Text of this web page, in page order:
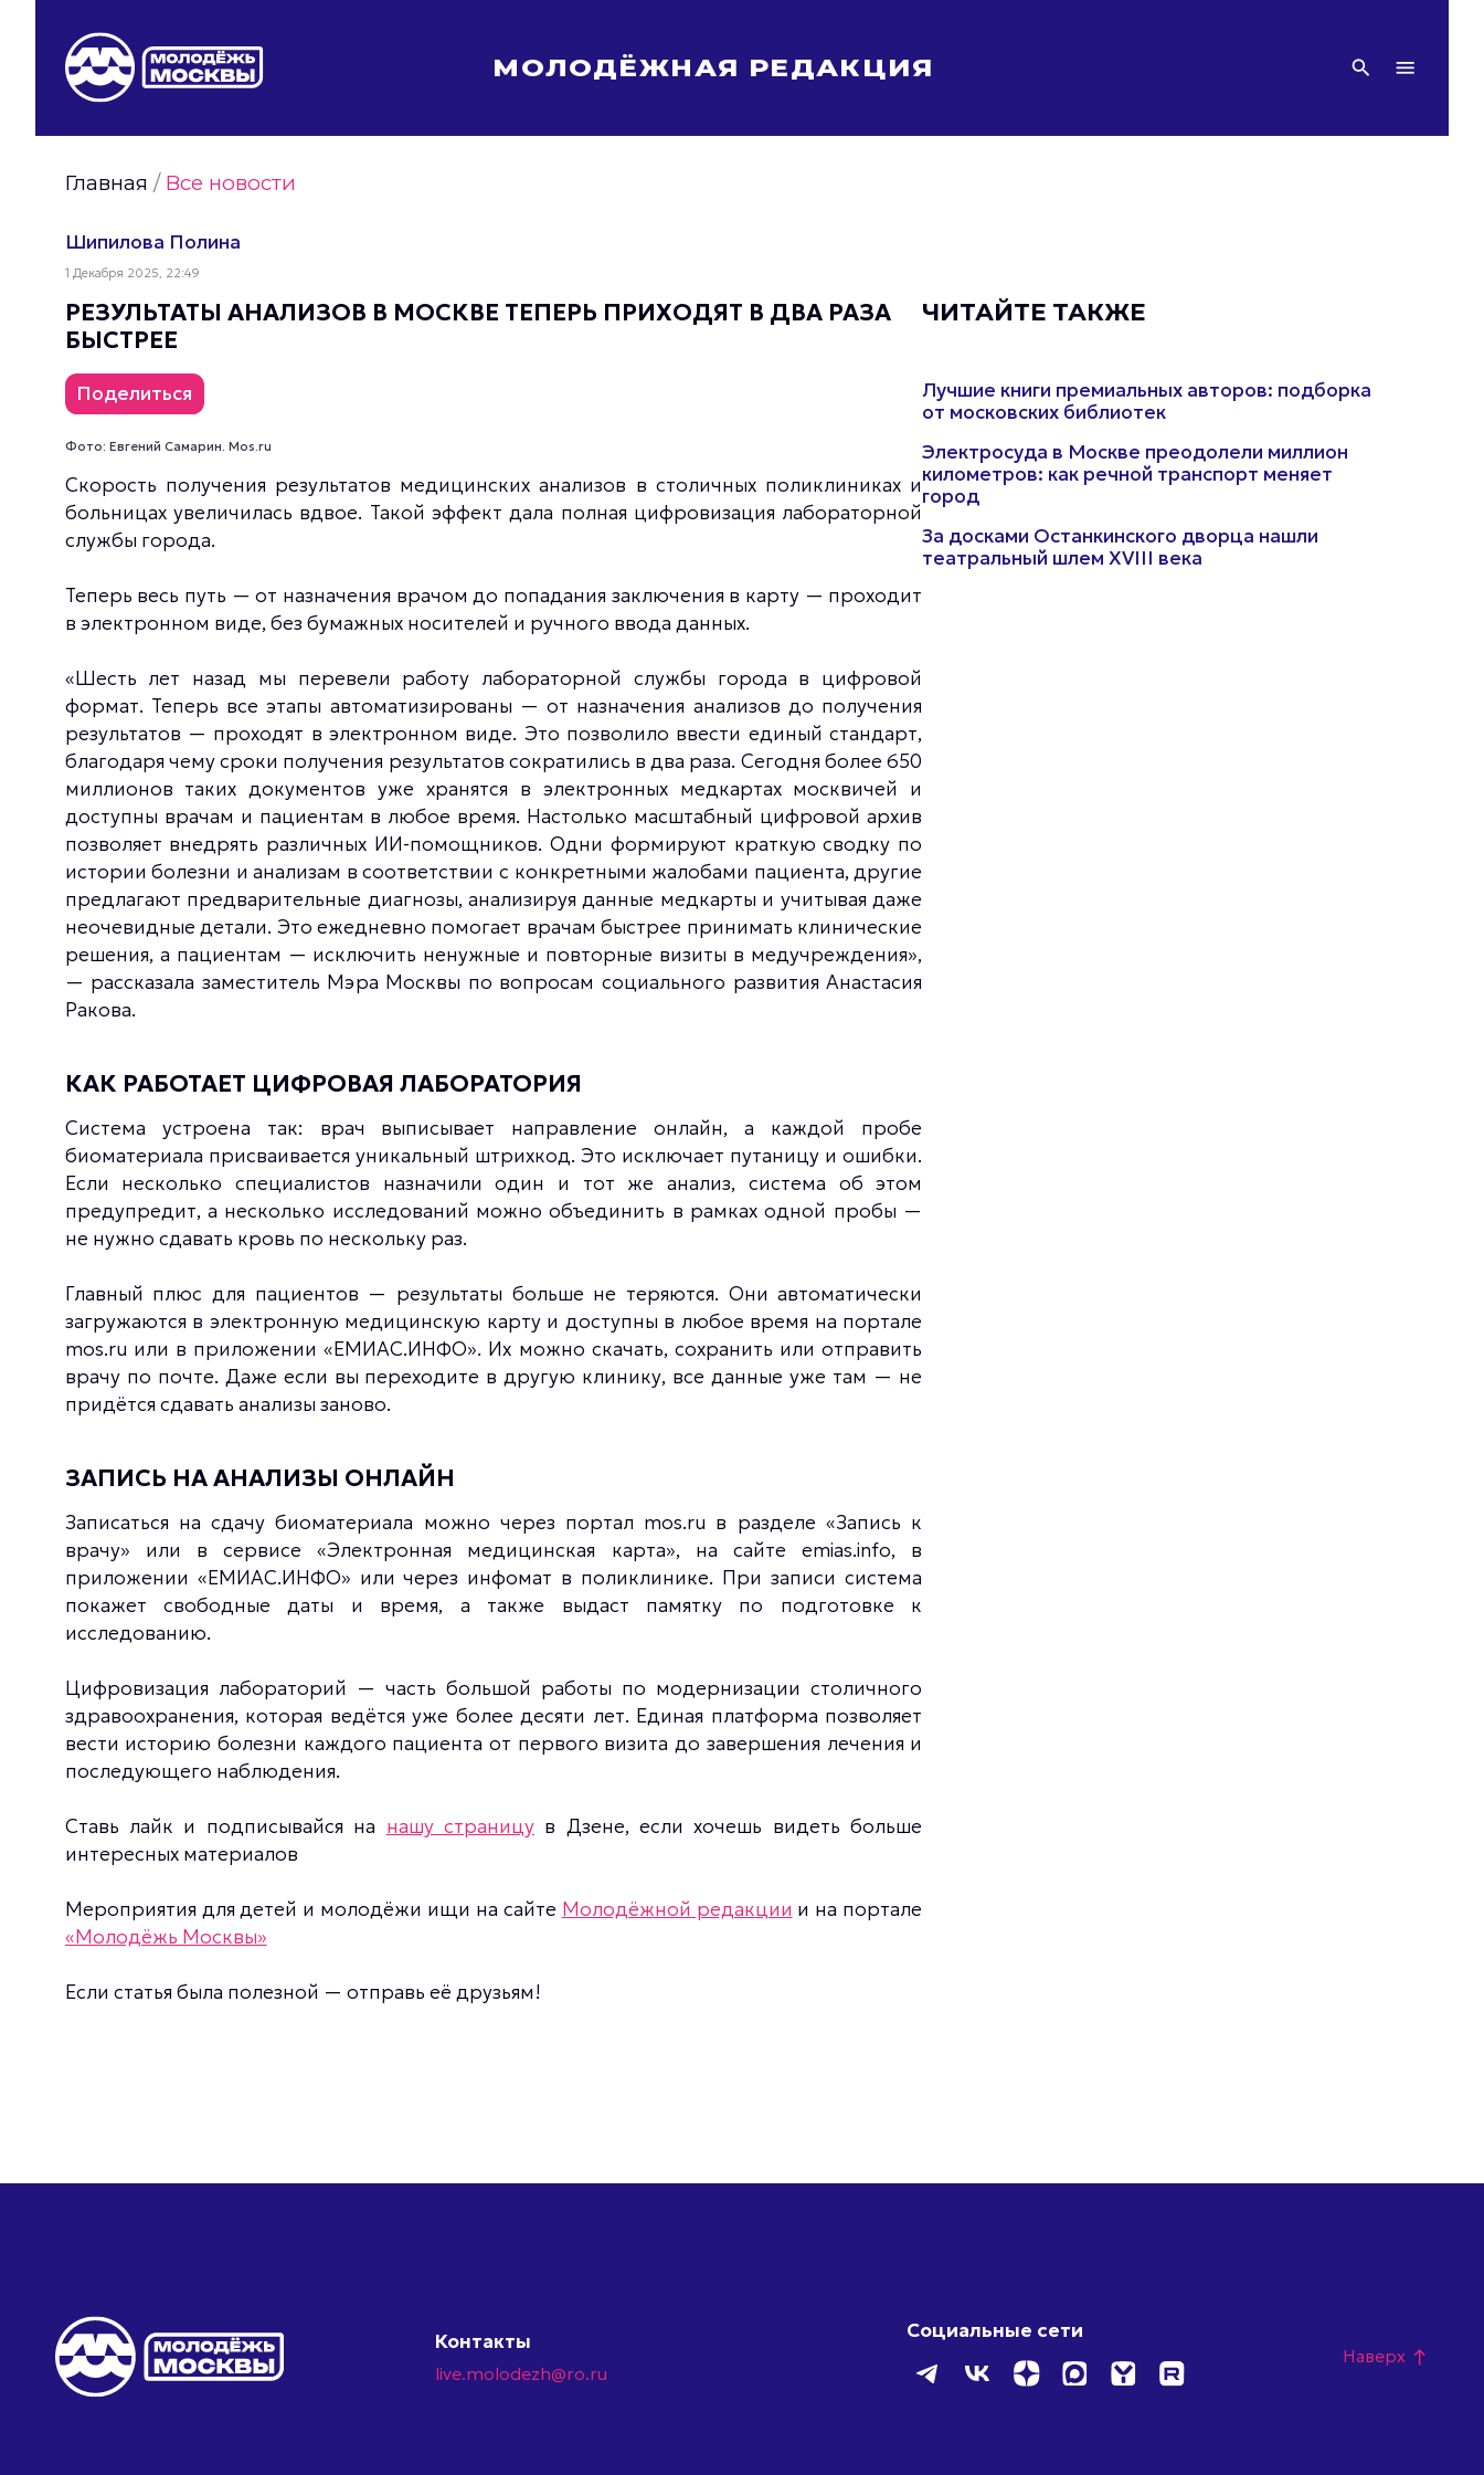
МОЛОДЁЖНАЯ РЕДАКЦИЯ
Видео Молодёжи Москвы
Молодёжь Москвы зелёная
Фото Молодёжи Москвы
Статьи Молодёжи Москвы
Молодёжь Москвы культурная
Молодёжь Москвы спортивная
Главная /Все новости
Шипилова Полина
1 Декабря 2025, 22:49
РЕЗУЛЬТАТЫ АНАЛИЗОВ В МОСКВЕ ТЕПЕРЬ ПРИХОДЯТ В ДВА РАЗА
БЫСТРЕЕ
Поделиться
Фото: Евгений Самарин. Mos.ru
Скорость получения результатов медицинских анализов в столичных поликлиниках и
больницах увеличилась вдвое. Такой эффект дала полная цифровизация лабораторной
службы города.
Теперь весь путь — от назначения врачом до попадания заключения в карту — проходит
в электронном виде, без бумажных носителей и ручного ввода данных.
«Шесть лет назад мы перевели работу лабораторной службы города в цифровой
формат. Теперь все этапы автоматизированы — от назначения анализов до получения
результатов — проходят в электронном виде. Это позволило ввести единый стандарт,
благодаря чему сроки получения результатов сократились в два раза. Сегодня более 650
миллионов таких документов уже хранятся в электронных медкартах москвичей и
доступны врачам и пациентам в любое время. Настолько масштабный цифровой архив
позволяет внедрять различных ИИ-помощников. Одни формируют краткую сводку по
истории болезни и анализам в соответствии с конкретными жалобами пациента, другие
предлагают предварительные диагнозы, анализируя данные медкарты и учитывая даже
неочевидные детали. Это ежедневно помогает врачам быстрее принимать клинические
решения, а пациентам — исключить ненужные и повторные визиты в медучреждения»,
— рассказала заместитель Мэра Москвы по вопросам социального развития Анастасия
Ракова.
КАК РАБОТАЕТ ЦИФРОВАЯ ЛАБОРАТОРИЯ
Система устроена так: врач выписывает направление онлайн, а каждой пробе
биоматериала присваивается уникальный штрихкод. Это исключает путаницу и ошибки.
Если несколько специалистов назначили один и тот же анализ, система об этом
предупредит, а несколько исследований можно объединить в рамках одной пробы —
не нужно сдавать кровь по нескольку раз.
Главный плюс для пациентов — результаты больше не теряются. Они автоматически
загружаются в электронную медицинскую карту и доступны в любое время на портале
mos.ru или в приложении «ЕМИАС.ИНФО». Их можно скачать, сохранить или отправить
врачу по почте. Даже если вы переходите в другую клинику, все данные уже там — не
придётся сдавать анализы заново.
ЗАПИСЬ НА АНАЛИЗЫ ОНЛАЙН
Записаться на сдачу биоматериала можно через портал mos.ru в разделе «Запись к
врачу» или в сервисе «Электронная медицинская карта», на сайте emias.info, в
приложении «ЕМИАС.ИНФО» или через инфомат в поликлинике. При записи система
покажет свободные даты и время, а также выдаст памятку по подготовке к
исследованию.
Цифровизация лабораторий — часть большой работы по модернизации столичного
здравоохранения, которая ведётся уже более десяти лет. Единая платформа позволяет
вести историю болезни каждого пациента от первого визита до завершения лечения и
последующего наблюдения.
Ставь лайк и подписывайся на нашу страницув Дзене, если хочешь видеть больше
интересных материалов
Мероприятия для детей и молодёжи ищи на сайте Молодёжной редакции и на портале
«Молодёжь Москвы»
Если статья была полезной — отправь её друзьям!
ЧИТАЙТЕ ТАКЖЕ
Лучшие книги премиальных авторов: подборка
от московских библиотек
Электросуда в Москве преодолели миллион
километров: как речной транспорт меняет
город
За досками Останкинского дворца нашли
театральный шлем XVIII века
Контакты
live.molodezh@ro.ru
Социальные сети
Наверх north